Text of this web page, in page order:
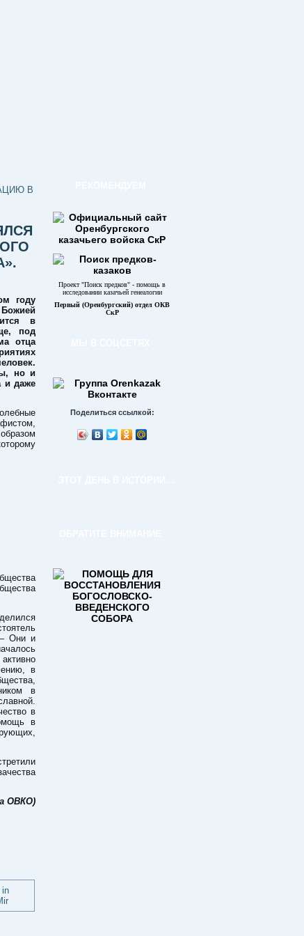
В
году
в
под
отца
но и
и даже
— Они и
в
в
в
в
ОВКО)
Проект "Поиск предков" - помощь в
исследовании казачьей генеалогии
Первый (Оренбургский) отдел ОКВ
СкР
Поделиться ссылкой: